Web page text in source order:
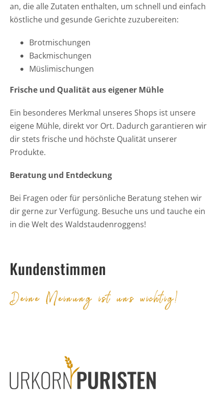
an, die alle Zutaten enthalten, um schnell und einfach
köstliche und gesunde Gerichte zuzubereiten:
Brotmischungen
Backmischungen
Müslimischungen
Frische und Qualität aus eigener Mühle
Ein besonderes Merkmal unseres Shops ist unsere
eigene Mühle, direkt vor Ort. Dadurch garantieren wir
dir stets frische und höchste Qualität unserer
Produkte.
Beratung und Entdeckung
Bei Fragen oder für persönliche Beratung stehen wir
dir gerne zur Verfügung. Besuche uns und tauche ein
in die Welt des Waldstaudenroggens!
Kundenstimmen
Deine Meinung ist uns wichtig!